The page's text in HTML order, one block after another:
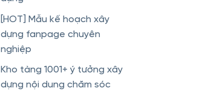
[HOT] Mẫu kế hoạch xây
dựng fanpage chuyên
nghiệp
Kho tàng 1001+ ý tưởng xây
dựng nội dung chăm sóc